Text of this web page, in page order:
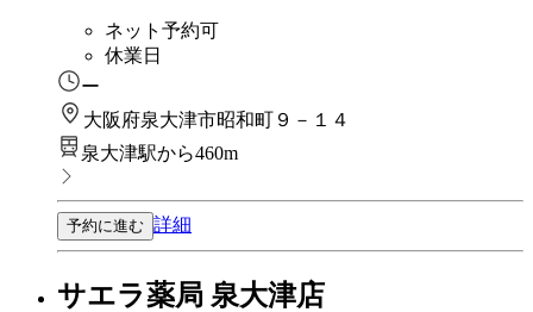
ネット予約可
休業日
ー
大阪府泉大津市昭和町９－１４
泉大津駅から460m
予約に進む 詳細
サエラ薬局 泉大津店